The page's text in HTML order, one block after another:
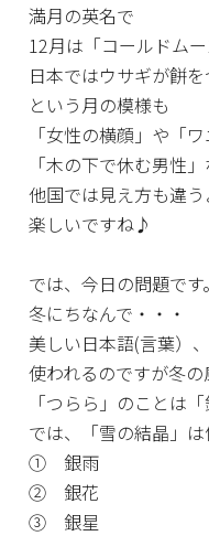
満月の英名で
12月は「コールドムー
日本ではウサギが餅
という月の模様も
「女性の横顔」や「ワ
「木の下で休む男性
他国では見え方も違
楽しいですね♪
では、今日の問題です。
冬にちなんで・・・
美しい日本語(言葉）
使われるのですが冬の
「つらら」のことは
では、「雪の結晶」
① 銀雨
② 銀花
③ 銀星